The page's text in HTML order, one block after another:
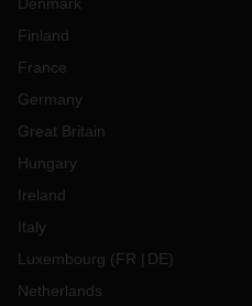
Finland
France
Germany
Great Britain
Hungary
Ireland
Italy
Luxembourg (FR DE)
Netherlands